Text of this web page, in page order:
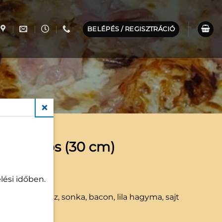
BELÉPÉS / REGISZTRÁCIÓ
Baconos (30 cm)
Ft
pizzaszósz, sonka, bacon, lila hagyma, sajt
időben.